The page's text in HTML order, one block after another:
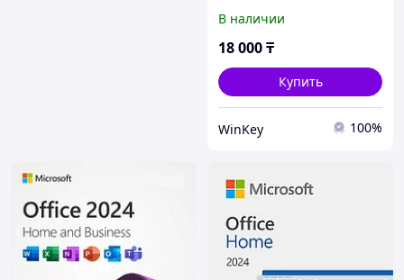
В наличии
18 000₸
Купить
WinKey 100%